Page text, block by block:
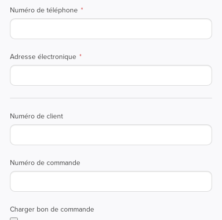
Numéro de téléphone
Adresse électronique
Numéro de client
Numéro de commande
Charger bon de commande